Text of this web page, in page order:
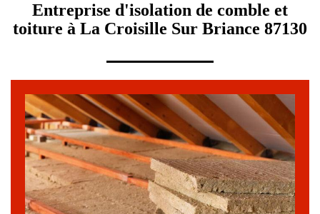
Entreprise d'isolation de comble et
toiture à La Croisille Sur Briance 87130